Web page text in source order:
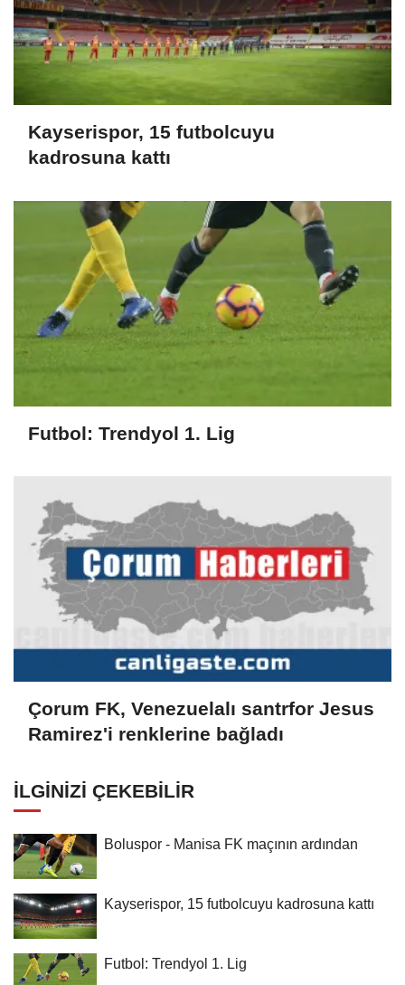
Kayserispor, 15 futbolcuyu
kadrosuna kattı
Futbol: Trendyol 1. Lig
Çorum FK, Venezuelalı santrfor Jesus
Ramirez'i renklerine bağladı
İLGINIZI ÇEKEBILIR
Boluspor - Manisa FK maçının ardından
Kayserispor, 15 futbolcuyu kadrosuna kattı
Futbol: Trendyol 1. Lig